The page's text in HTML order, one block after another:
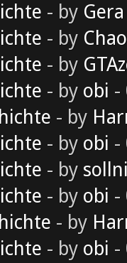
- by Gera
- by
- by
- by obi -
- by
- by obi -
- by
- by obi -
- by
- by obi -